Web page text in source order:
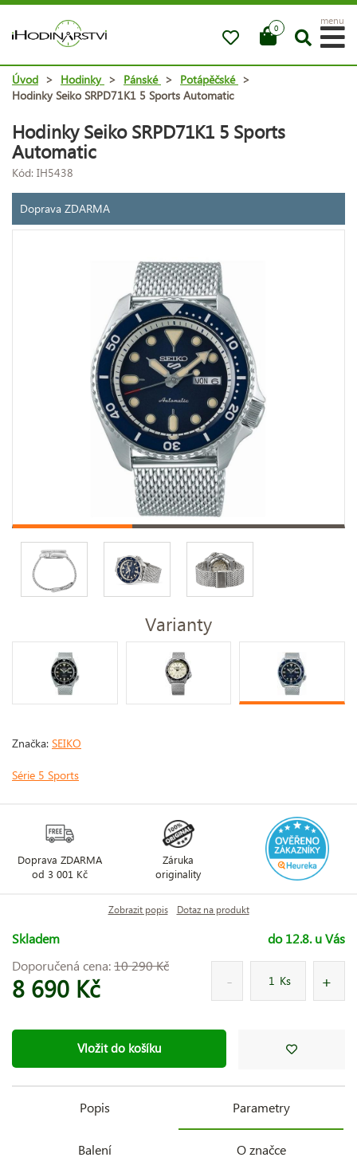
0
menu
Úvod > Hodinky > Pánské > Potápěčské >
Hodinky Seiko SRPD71K1 5 Sports Automatic
Hodinky Seiko SRPD71K1 5 Sports
Automatic
Kód: IH5438
Doprava ZDARMA
Varianty
Značka: SEIKO
Série 5 Sports
Doprava ZDARMA
od 3 001 Kč
Záruka
originality
Zobrazit popis Dotaz na produkt
Skladem
do 12.8. u Vás
Doporučená cena:10 290 Kč
8 690 Kč Ks
Vložit do košíku
Popis Parametry
Balení O značce